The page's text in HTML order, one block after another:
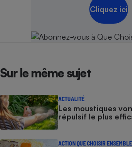
Cliquez ici
Sur le même sujet
ACTUALITÉ
Les moustiques
répulsif le plus
ACTION QUE CHOISIR ENSEMBLE